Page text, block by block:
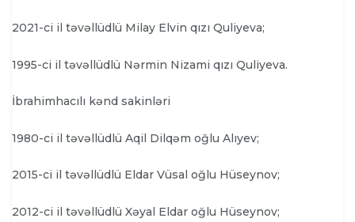
2021-ci il təvəllüdlü Milay Elvin qızı Quliyeva;
1995-ci il təvəllüdlü Nərmin Nizami qızı Quliyeva.
İbrahimhacılı kənd sakinləri
1980-ci il təvəllüdlü Aqil Dilqəm oğlu Alıyev;
2015-ci il təvəllüdlü Eldar Vüsal oğlu Hüseynov;
2012-ci il təvəllüdlü Xəyal Eldar oğlu Hüseynov;